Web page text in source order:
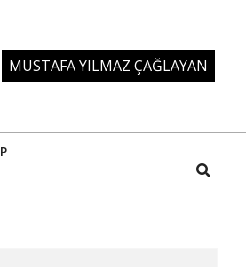
MUSTAFA YILMAZ ÇAĞLAYAN
P
Search